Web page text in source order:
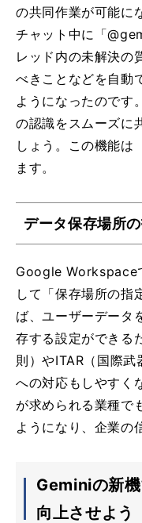
の共同作業が可能に
チャット中に「
レッド内の未解決の
べきことなどを自動
ようになったのです
の認識をスムーズに
しょう。この機能は
ます。
データ保存場所
Google Workspace
して「保存場所の指
ば、ユーザーデータ
存する設定ができる
則）やITAR（国際
への対応もしやすく
が求められる業種で
ようになり、企業の
Geminiの新
向上させよう